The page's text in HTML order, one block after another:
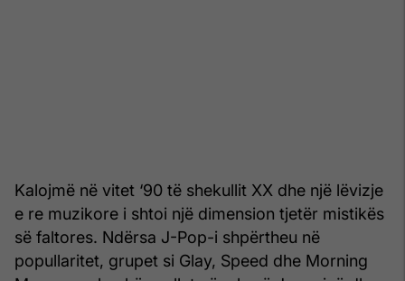
Kalojmë në vitet ‘90 të shekullit XX dhe një lëvizje
e re muzikore i shtoi një dimension tjetër mistikës
së faltores. Ndërsa J-Pop-i shpërtheu në
popullaritet, grupet si Glay, Speed dhe Morning